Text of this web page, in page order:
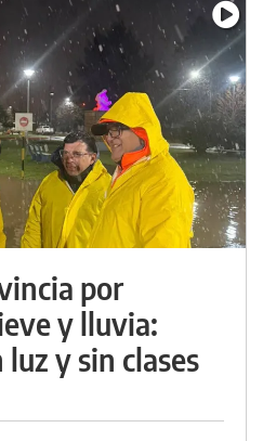
por
y lluvia:
y sin clases